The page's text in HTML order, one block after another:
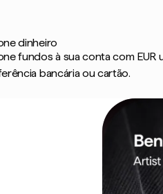
dinheiro
fundos à sua conta com EUR
bancária ou cartão.